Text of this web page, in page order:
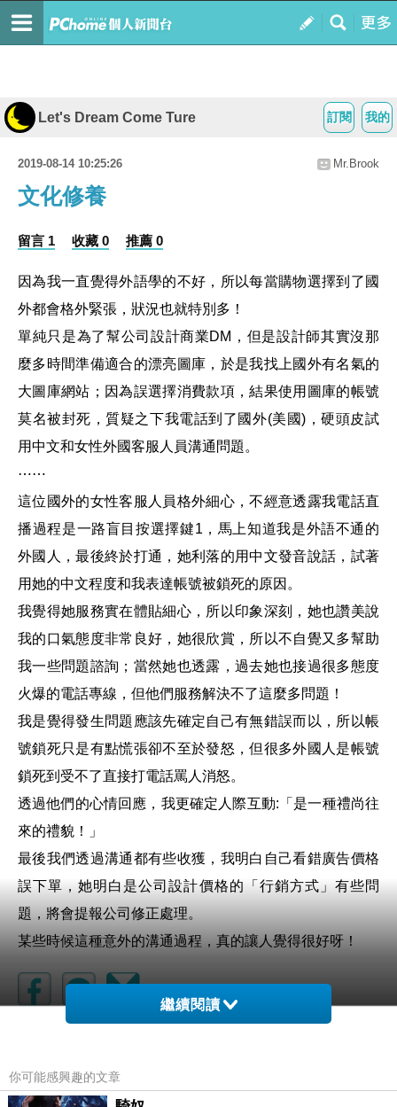
我的
訂閱
Let's Dream Come Ture
2019-08-14 10:25:26 Mr.Brook
文化修養
留言 1 收藏 0 推薦 0
因為我一直覺得外語學的不好，所以每當購物選擇到了國
外都會格外緊張，狀況也就特別多！
單純只是為了幫公司設計商業DM，但是設計師其實沒那
麼多時間準備適合的漂亮圖庫，於是我找上國外有名氣的
大圖庫網站；因為誤選擇消費款項，結果使用圖庫的帳號
莫名被封死，質疑之下我電話到了國外(美國)，硬頭皮試
用中文和女性外國客服人員溝通問題。
⋯⋯
這位國外的女性客服人員格外細心，不經意透露我電話直
播過程是一路盲目按選擇鍵1，馬上知道我是外語不通的
外國人，最後終於打通，她利落的用中文發音說話，試著
用她的中文程度和我表達帳號被鎖死的原因。
我覺得她服務實在體貼細心，所以印象深刻，她也讚美說
我的口氣態度非常良好，她很欣賞，所以不自覺又多幫助
我一些問題諮詢；當然她也透露，過去她也接過很多態度
火爆的電話專線，但他們服務解決不了這麼多問題！
我是覺得發生問題應該先確定自己有無錯誤而以，所以帳
號鎖死只是有點慌張卻不至於發怒，但很多外國人是帳號
鎖死到受不了直接打電話罵人消怒。
透過他們的心情回應，我更確定人際互動:「是一種禮尚往
來的禮貌！」
最後我們透過溝通都有些收獲，我明白自己看錯廣告價格
誤下單，她明白是公司設計價格的「行銷方式」有些問
題，將會提報公司修正處理。
某些時候這種意外的溝通過程，真的讓人覺得很好呀！
下一篇：不愛喝酒
繼續閱讀
你可能感興趣的文章